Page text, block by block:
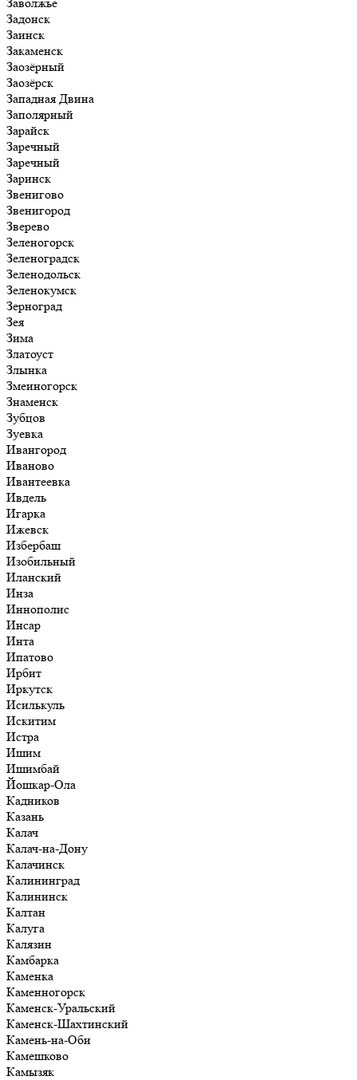
Задонск
Заинск
Закаменск
Заозёрный
Заозёрск
Западная Двина
Заполярный
Зарайск
Заречный
Заречный
Заринск
Звенигово
Звенигород
Зверево
Зеленогорск
Зеленоградск
Зеленодольск
Зеленокумск
Зерноград
Зея
Зима
Златоуст
Злынка
Змеиногорск
Знаменск
Зубцов
Зуевка
Ивангород
Иваново
Ивантеевка
Ивдель
Игарка
Ижевск
Избербаш
Изобильный
Иланский
Инза
Иннополис
Инсар
Инта
Ипатово
Ирбит
Иркутск
Исилькуль
Искитим
Истра
Ишим
Ишимбай
Йошкар-Ола
Кадников
Казань
Калач
Калач-на-Дону
Калачинск
Калининград
Калининск
Калтан
Калуга
Калязин
Камбарка
Каменка
Каменногорск
Каменск-Уральский
Каменск-Шахтинский
Камень-на-Оби
Камешково
Камызяк